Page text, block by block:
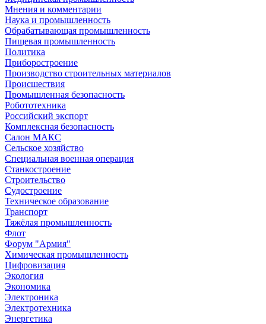
Мнения и комментарии
Наука и промышленность
Обрабатывающая промышленность
Пищевая промышленность
Политика
Приборостроение
Производство строительных материалов
Происшествия
Промышленная безопасность
Робототехника
Российский экспорт
Комплексная безопасность
Салон МАКС
Сельское хозяйство
Специальная военная операция
Станкостроение
Строительство
Судостроение
Техническое образование
Транспорт
Тяжёлая промышленность
Флот
Форум "Армия"
Химическая промышленность
Цифровизация
Экология
Экономика
Электроника
Электротехника
Энергетика